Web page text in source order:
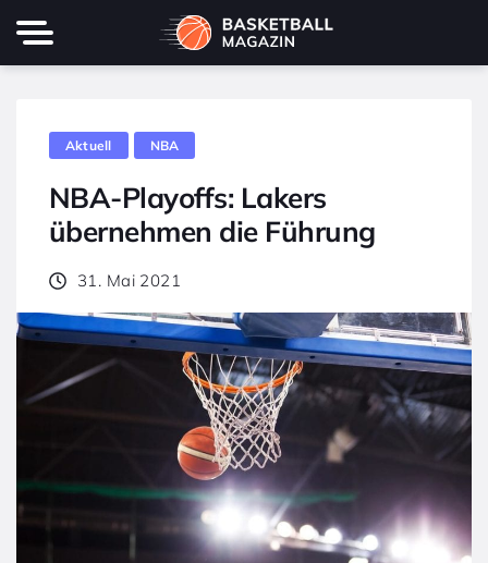
Aktuell NBA
NBA-Playoffs: Lakers
übernehmen die Führung
31. Mai 2021